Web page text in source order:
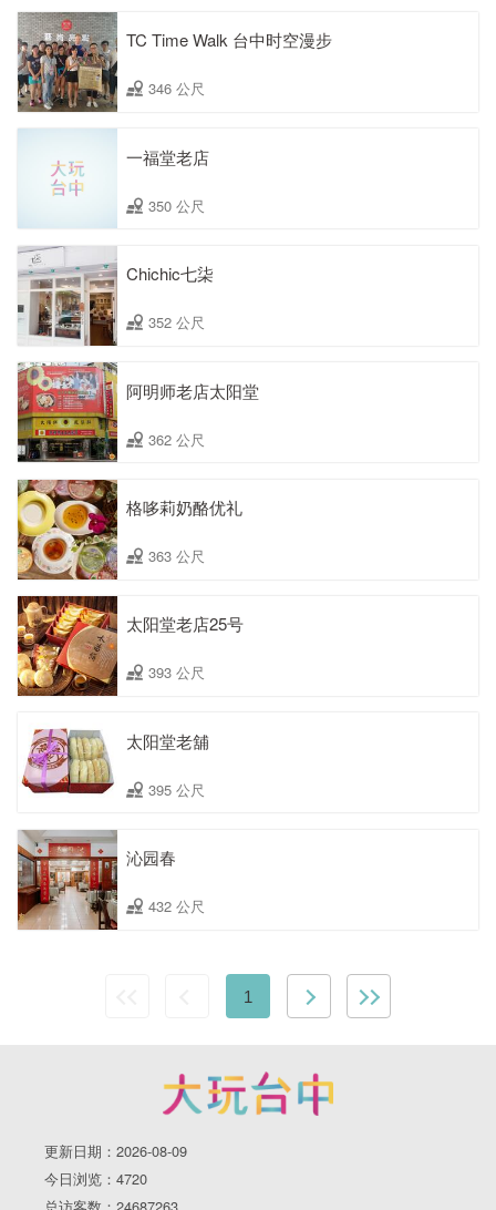
TC Time Walk 台中时空漫步
346 公尺
一福堂老店
350 公尺
Chichic七柒
352 公尺
阿明师老店太阳堂
362 公尺
格哆莉奶酪优礼
363 公尺
太阳堂老店25号
393 公尺
太阳堂老舖
395 公尺
沁园春
432 公尺
1
更新日期：2026-08-09
今日浏览：4720